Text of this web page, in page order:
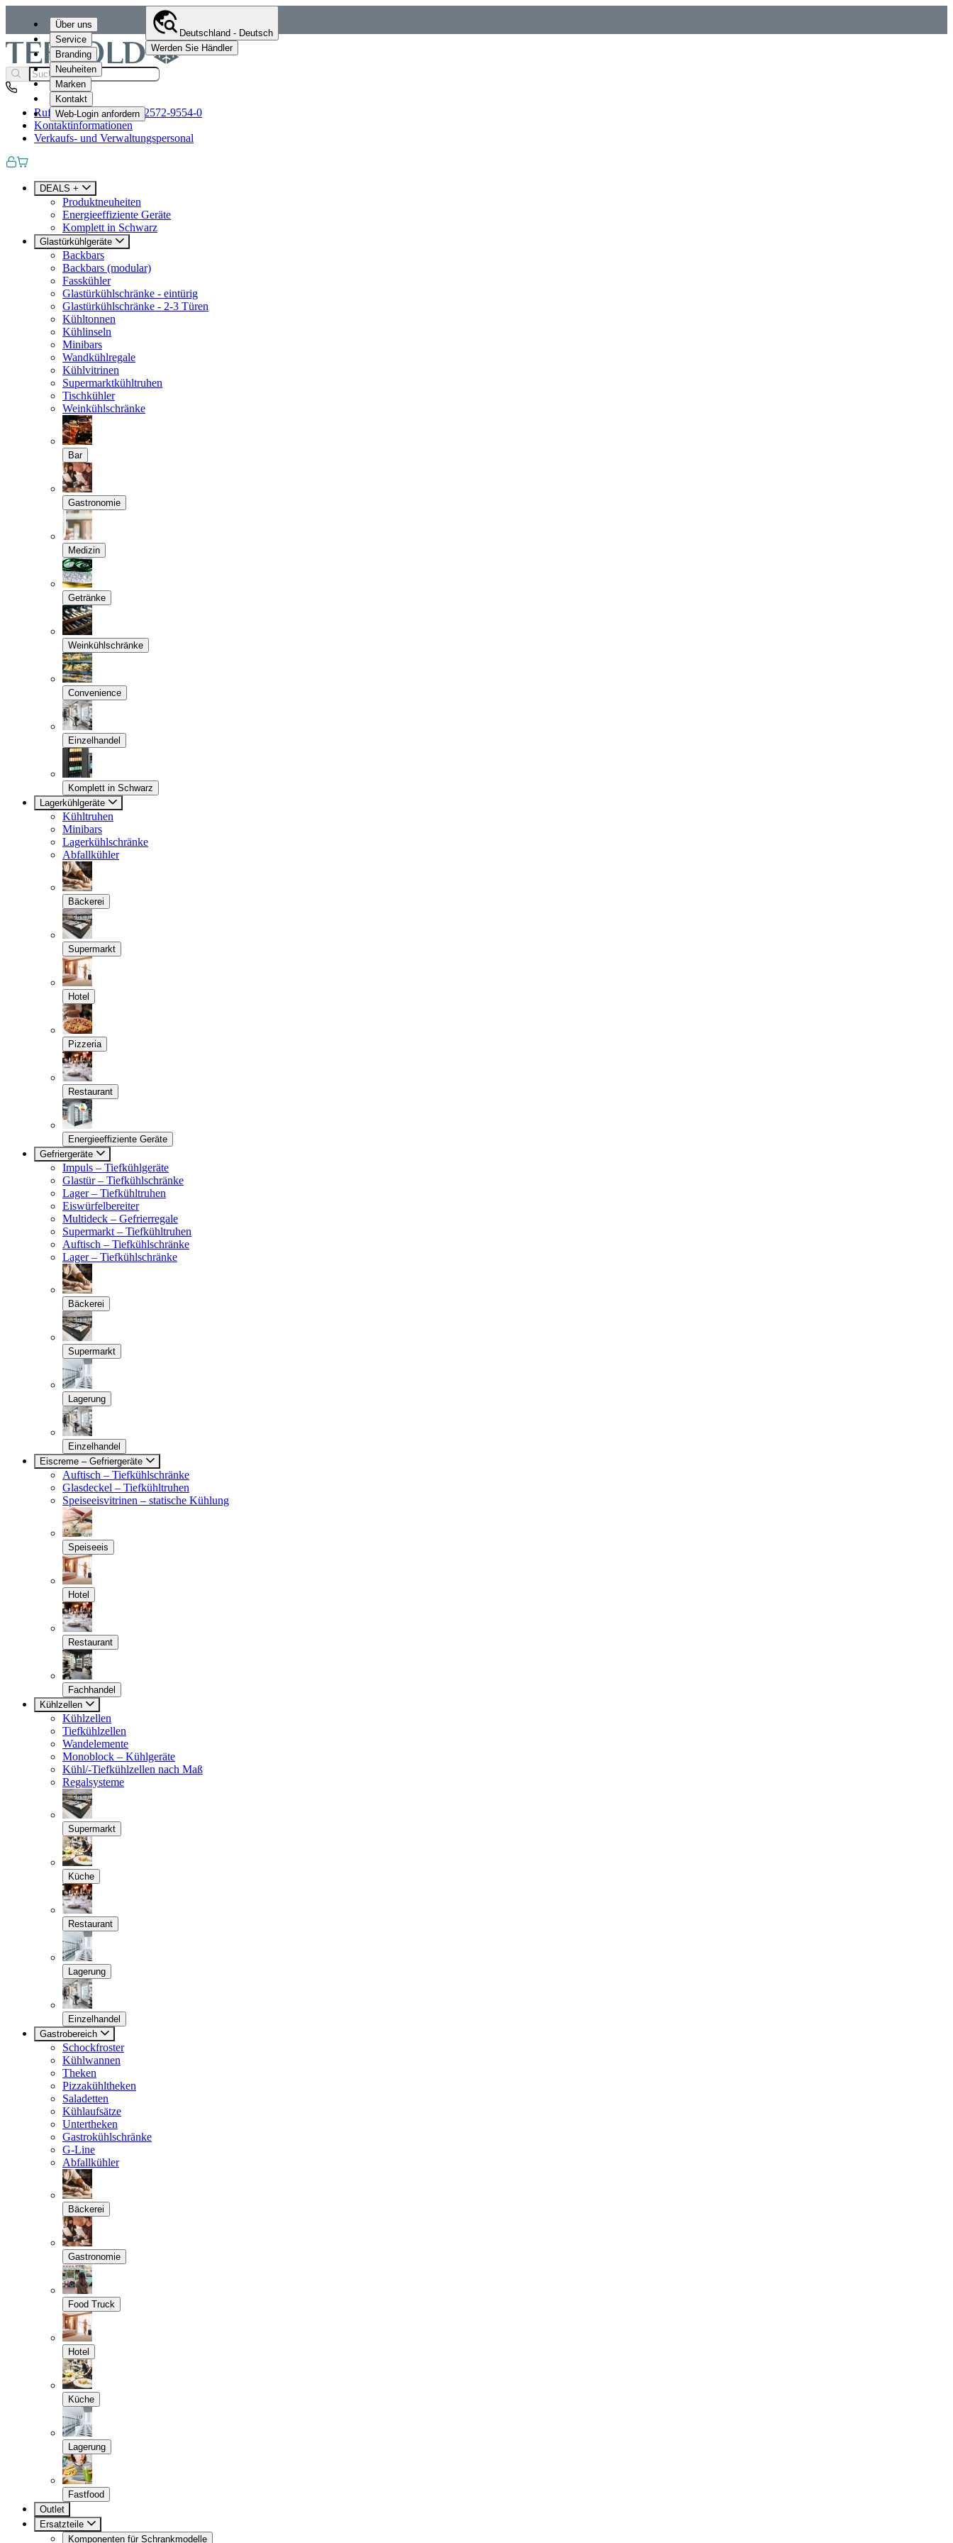
Über uns
Service
Branding
Neuheiten
Marken
Kontakt
Web-Login anfordern
Deutschland - Deutsch
Werden Sie Händler
Rufen Sie uns an+49 (0)2572-9554-0
Kontaktinformationen
Verkaufs- und Verwaltungspersonal
DEALS +
Produktneuheiten
Energieeffiziente Geräte
Komplett in Schwarz
Glastürkühlgeräte
Backbars
Backbars (modular)
Fasskühler
Glastürkühlschränke - eintürig
Glastürkühlschränke - 2-3 Türen
Kühltonnen
Kühlinseln
Minibars
Wandkühlregale
Kühlvitrinen
Supermarktkühltruhen
Tischkühler
Weinkühlschränke
Bar
Gastronomie
Medizin
Getränke
Weinkühlschränke
Convenience
Einzelhandel
Komplett in Schwarz
Lagerkühlgeräte
Kühltruhen
Minibars
Lagerkühlschränke
Abfallkühler
Bäckerei
Supermarkt
Hotel
Pizzeria
Restaurant
Energieeffiziente Geräte
Gefriergeräte
Impuls – Tiefkühlgeräte
Glastür – Tiefkühlschränke
Lager – Tiefkühltruhen
Eiswürfelbereiter
Multideck – Gefrierregale
Supermarkt – Tiefkühltruhen
Auftisch – Tiefkühlschränke
Lager – Tiefkühlschränke
Bäckerei
Supermarkt
Lagerung
Einzelhandel
Eiscreme – Gefriergeräte
Auftisch – Tiefkühlschränke
Glasdeckel – Tiefkühltruhen
Speiseeisvitrinen – statische Kühlung
Speiseeis
Hotel
Restaurant
Fachhandel
Kühlzellen
Kühlzellen
Tiefkühlzellen
Wandelemente
Monoblock – Kühlgeräte
Kühl/-Tiefkühlzellen nach Maß
Regalsysteme
Supermarkt
Küche
Restaurant
Lagerung
Einzelhandel
Gastrobereich
Schockfroster
Kühlwannen
Theken
Pizzakühltheken
Saladetten
Kühlaufsätze
Untertheken
Gastrokühlschränke
G-Line
Abfallkühler
Bäckerei
Gastronomie
Food Truck
Hotel
Küche
Lagerung
Fastfood
Outlet
Ersatzteile
Komponenten für Schrankmodelle